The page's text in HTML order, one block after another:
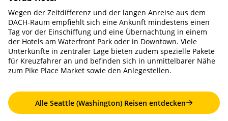
Wegen der Zeitdifferenz und der langen Anreise aus dem
DACH-Raum empfiehlt sich eine Ankunft mindestens einen
Tag vor der Einschiffung und eine Übernachtung in einem
der Hotels am Waterfront Park oder in Downtown. Viele
Unterkünfte in zentraler Lage bieten zudem spezielle Pakete
für Kreuzfahrer an und befinden sich in unmittelbarer Nähe
zum Pike Place Market sowie den Anlegestellen.
Alle Seattle (Washington) Reisen entdecken